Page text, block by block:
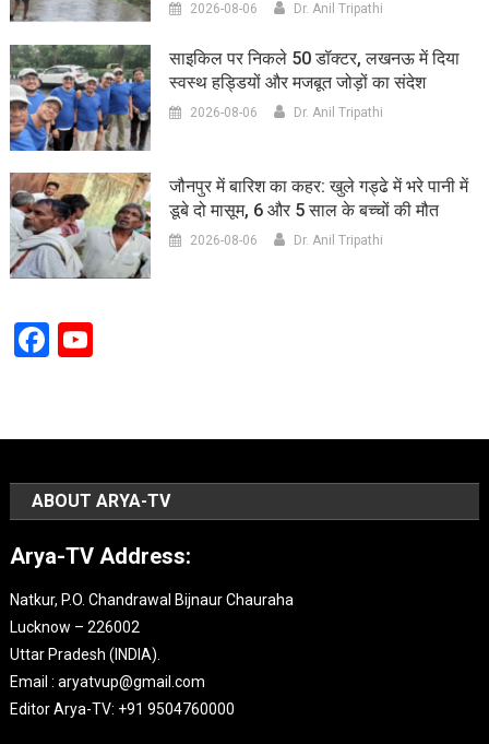
2026-08-06 Dr. Anil Tripathi
साइकिल पर निकले 50 डॉक्टर, लखनऊ में दिया
स्वस्थ हड्डियों और मजबूत जोड़ों का संदेश
2026-08-06 Dr. Anil Tripathi
जौनपुर में बारिश का कहर: खुले गड्ढे में भरे पानी में
डूबे दो मासूम, 6 और 5 साल के बच्चों की मौत
2026-08-06 Dr. Anil Tripathi
Facebook
YouTube
ABOUT ARYA-TV
Arya-TV Address:
Natkur, P.O. Chandrawal Bijnaur Chauraha
Lucknow – 226002
Uttar Pradesh (INDIA).
Email : aryatvup@gmail.com
Editor Arya-TV: +91 9504760000